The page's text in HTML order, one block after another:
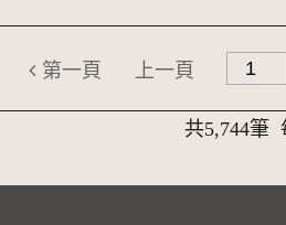
第一頁 上一頁
共5,744筆